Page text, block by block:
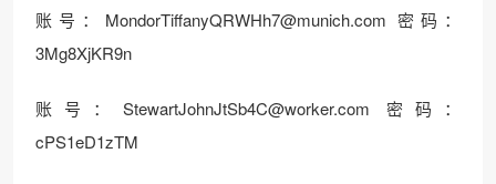
账号：MondorTiffanyQRWHh7@munich.com 密码：
3Mg8XjKR9n
账号：StewartJohnJtSb4C@worker.com 密码：
cPS1eD1zTM